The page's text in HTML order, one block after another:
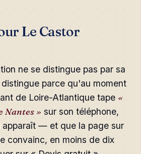
Le Castor
ne se distingue pas par sa
parce qu'au moment
de Loire-Atlantique tape «
Nantes » sur son téléphone,
apparaît — et que la page sur
convainc, en moins de dix